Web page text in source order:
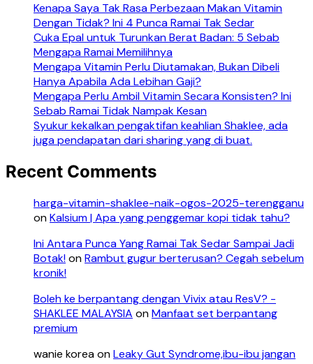
Kenapa Saya Tak Rasa Perbezaan Makan Vitamin
Dengan Tidak? Ini 4 Punca Ramai Tak Sedar
Cuka Epal untuk Turunkan Berat Badan: 5 Sebab
Mengapa Ramai Memilihnya
Mengapa Vitamin Perlu Diutamakan, Bukan Dibeli
Hanya Apabila Ada Lebihan Gaji?
Mengapa Perlu Ambil Vitamin Secara Konsisten? Ini
Sebab Ramai Tidak Nampak Kesan
Syukur kekalkan pengaktifan keahlian Shaklee, ada
juga pendapatan dari sharing yang di buat.
Recent Comments
harga-vitamin-shaklee-naik-ogos-2025-terengganu
onKalsium | Apa yang penggemar kopi tidak tahu?
Ini Antara Punca Yang Ramai Tak Sedar Sampai Jadi
Botak!onRambut gugur berterusan? Cegah sebelum
kronik!
Boleh ke berpantang dengan Vivix atau ResV? -
SHAKLEE MALAYSIA onManfaat set berpantang
premium
wanie koreaonLeaky Gut Syndrome,ibu-ibu jangan